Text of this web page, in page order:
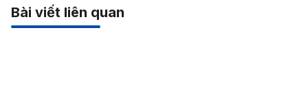
Bài viết liên quan